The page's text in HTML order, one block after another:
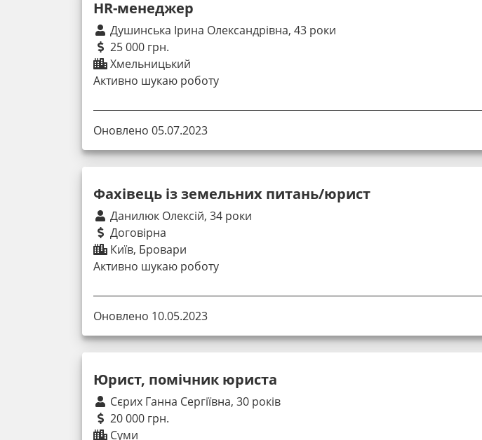
HR-менеджер
Душинська Ірина Олександрівна, 43 роки
25 000 грн.
Хмельницький
Активно шукаю роботу
Оновлено 05.07.2023
Фахівець із земельних питань/юрист
Данилюк Олексій, 34 роки
Договірна
Київ, Бровари
Активно шукаю роботу
Оновлено 10.05.2023
Юрист, помічник юриста
Сєрих Ганна Сергіївна, 30 років
20 000 грн.
Суми